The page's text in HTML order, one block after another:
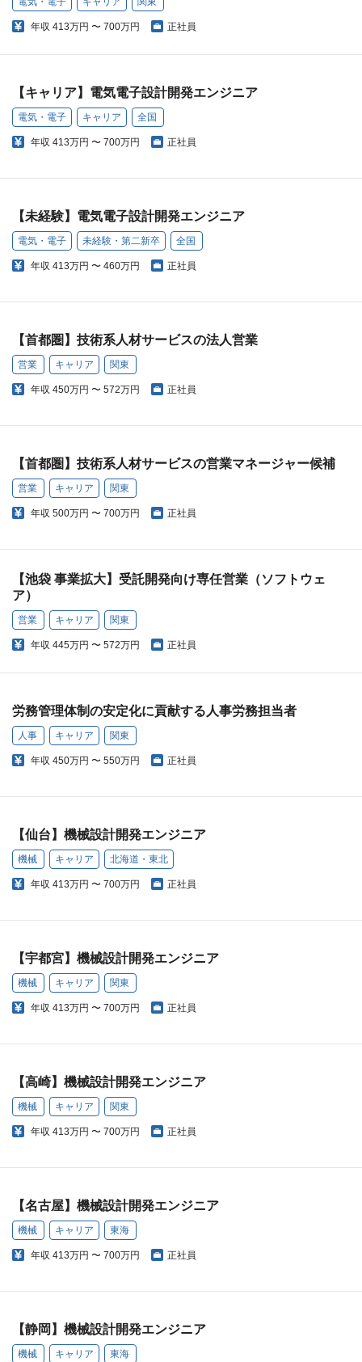
年収 413万円 〜 700万円 正社員
【キャリア】電気電子設計開発エンジニア
電気・電子 キャリア 全国
年収 413万円 〜 700万円 正社員
【未経験】電気電子設計開発エンジニア
電気・電子 未経験・第二新卒 全国
年収 413万円 〜 460万円 正社員
【首都圏】技術系人材サービスの法人営業
営業 キャリア 関東
年収 450万円 〜 572万円 正社員
【首都圏】技術系人材サービスの営業マネージャー候補
営業 キャリア 関東
年収 500万円 〜 700万円 正社員
【池袋 事業拡大】受託開発向け専任営業（ソフトウェ
ア）
営業 キャリア 関東
年収 445万円 〜 572万円 正社員
労務管理体制の安定化に貢献する人事労務担当者
人事 キャリア 関東
年収 450万円 〜 550万円 正社員
【仙台】機械設計開発エンジニア
機械 キャリア 北海道・東北
年収 413万円 〜 700万円 正社員
【宇都宮】機械設計開発エンジニア
機械 キャリア 関東
年収 413万円 〜 700万円 正社員
【高崎】機械設計開発エンジニア
機械 キャリア 関東
年収 413万円 〜 700万円 正社員
【名古屋】機械設計開発エンジニア
機械 キャリア 東海
年収 413万円 〜 700万円 正社員
【静岡】機械設計開発エンジニア
機械 キャリア 東海